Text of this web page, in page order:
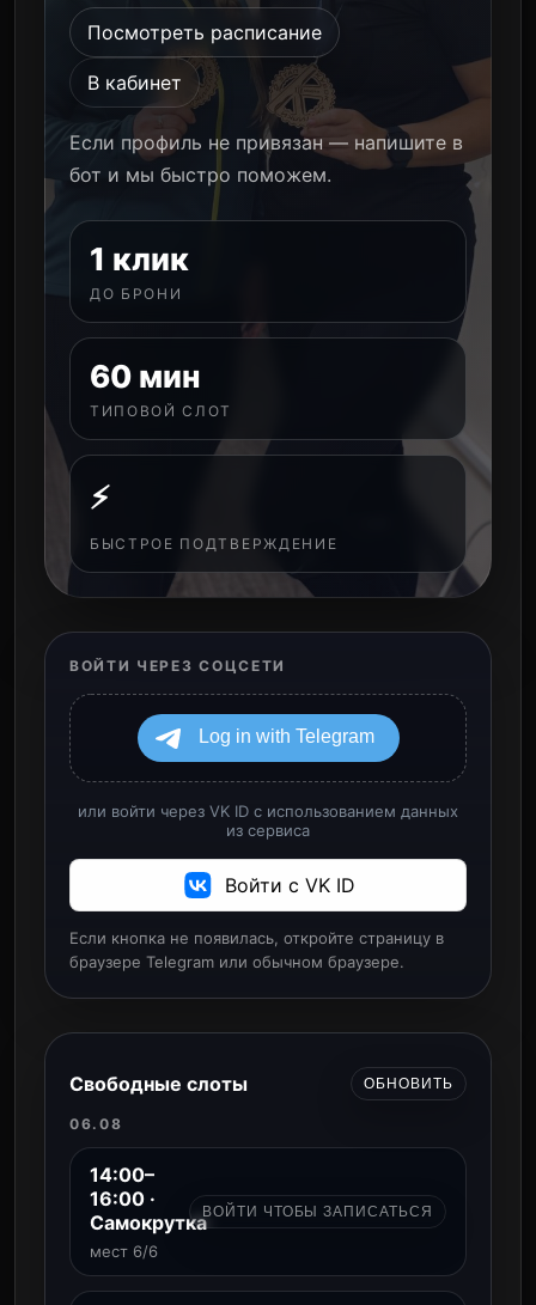
Посмотреть расписание
В кабинет
Если профиль не привязан — напишите в
бот и мы быстро поможем.
1 клик
ДО БРОНИ
60 мин
ТИПОВОЙ СЛОТ
⚡
БЫСТРОЕ ПОДТВЕРЖДЕНИЕ
ВОЙТИ ЧЕРЕЗ СОЦСЕТИ
или войти через VK ID с использованием данных
из сервиса
Войти с VK ID
Если кнопка не появилась, откройте страницу в
браузере Telegram или обычном браузере.
Свободные слоты ОБНОВИТЬ
06.08
14:00–
16:00 ·
Самокрутка
мест 6/6
ВОЙТИ ЧТОБЫ ЗАПИСАТЬСЯ